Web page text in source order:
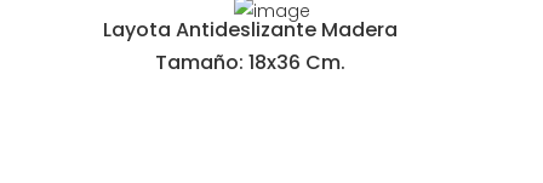
Layota Antideslizante Madera
Tamaño: 18x36 Cm.